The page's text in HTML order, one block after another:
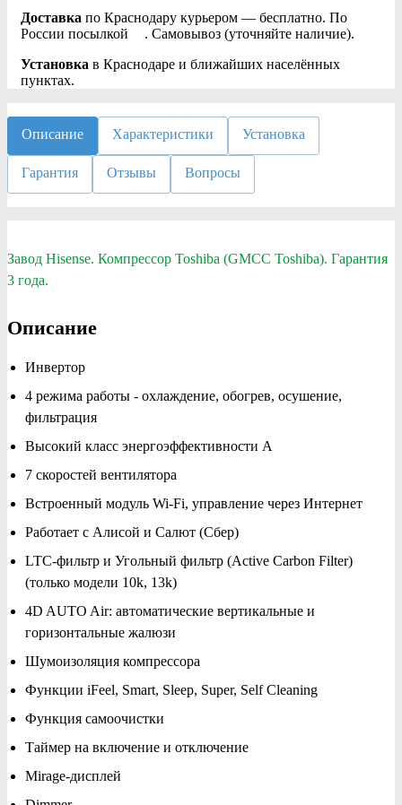
Доставка по Краснодару курьером — бесплатно. По
России посылкой
. Самовывоз (уточняйте наличие).
Установка в Краснодаре и ближайших населённых
пунктах.
Описание Характеристики Установка
Гарантия Отзывы Вопросы
Завод Hisense. Компрессор Toshiba (GMCC Toshiba). Гарантия
3 года.
Описание
Инвертор
4 режима работы - охлаждение, обогрев, осушение,
фильтрация
Высокий класс энергоэффективности А
7 скоростей вентилятора
Встроенный модуль Wi-Fi, управление через Интернет
Работает с Алисой и Салют (Сбер)
LTC-фильтр и Угольный фильтр (Active Carbon Filter)
(только модели 10k, 13k)
4D AUTO Air: автоматические вертикальные и
горизонтальные жалюзи
Шумоизоляция компрессора
Функции iFeel, Smart, Sleep, Super, Self Cleaning
Функция самоочистки
Таймер на включение и отключение
Mirage-дисплей